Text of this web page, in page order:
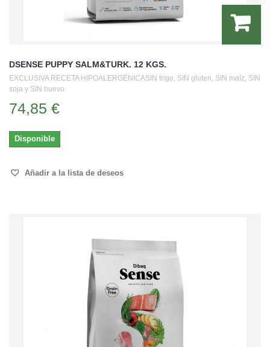
DSENSE PUPPY SALM&TURK. 12 KGS.
EXCLUSIVA RECETA HIPOALERGÉNICASIN trigo, SIN gluten, SIN maíz, SIN
soja y SIN huevo
74,85 €
Disponible
Añadir a la lista de deseos